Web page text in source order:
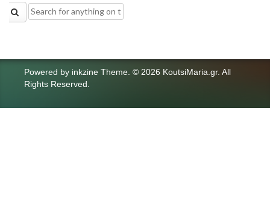
Search
for:
Powered by inkzine Theme © 2026 KoutsiMaria.gr. All
Rights Reserved.